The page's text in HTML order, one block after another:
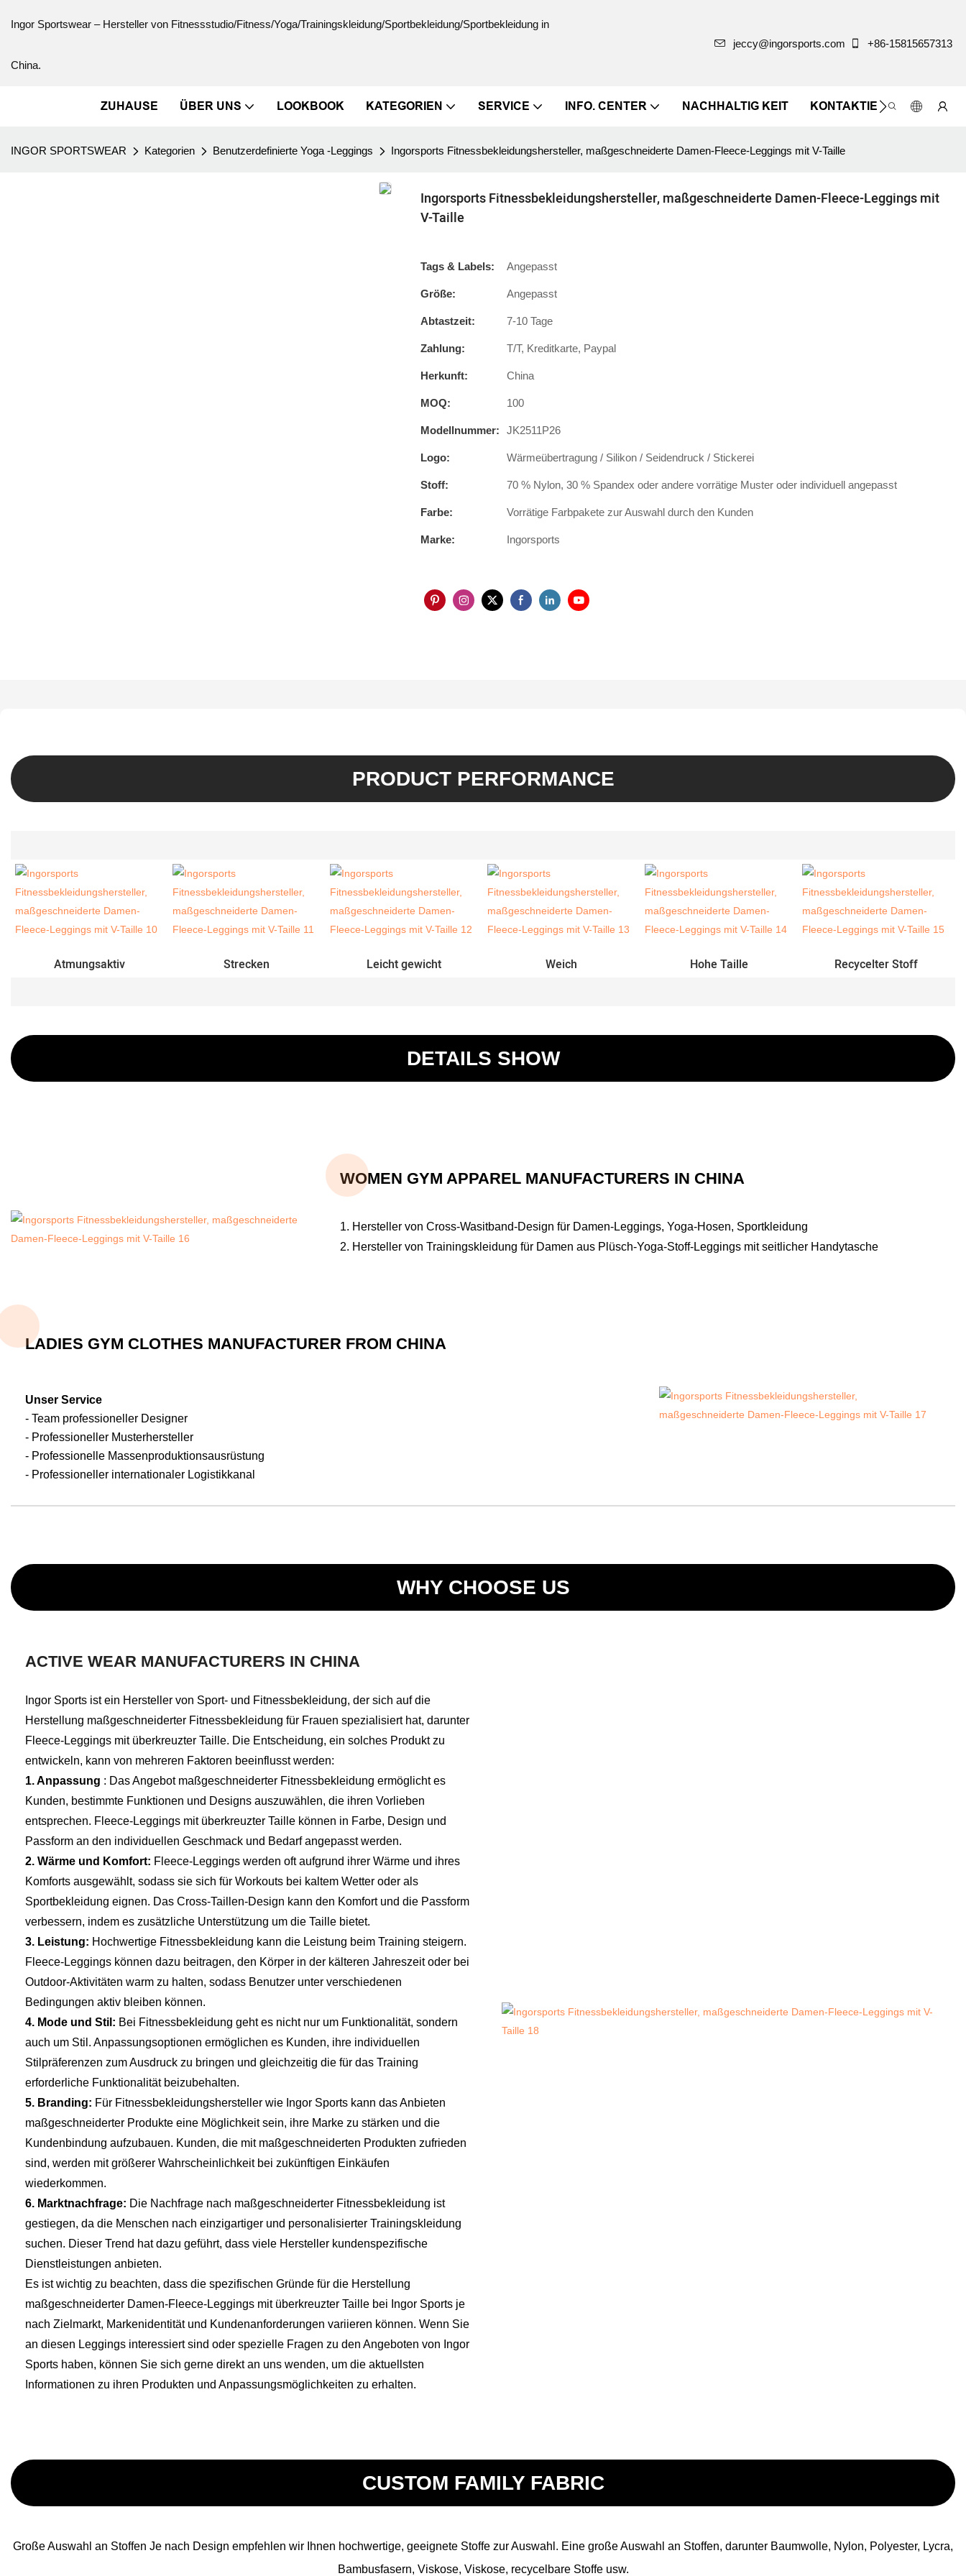
Ingor Sportswear – Hersteller von Fitnessstudio/Fitness/Yoga/Trainingskleidung/Sportbekleidung/Sportbekleidung in
China.
jeccy@ingorsports.com +86-15815657313
ZUHAUSE ÜBER UNS LOOKBOOK KATEGORIEN SERVICE INFO. CENTER NACHHALTIG KEIT KONTAKTIEREN SIE UNS
INGOR SPORTSWEAR Kategorien Benutzerdefinierte Yoga -Leggings Ingorsports Fitnessbekleidungshersteller, maßgeschneiderte Damen-Fleece-Leggings mit V-Taille
Ingorsports Fitnessbekleidungshersteller, maßgeschneiderte Damen-Fleece-Leggings mit
V-Taille
Tags & Labels: Angepasst
Größe: Angepasst
Abtastzeit: 7-10 Tage
Zahlung: T/T, Kreditkarte, Paypal
Herkunft: China
MOQ: 100
Modellnummer: JK2511P26
Logo: Wärmeübertragung / Silikon / Seidendruck / Stickerei
Stoff: 70 % Nylon, 30 % Spandex oder andere vorrätige Muster oder individuell angepasst
Farbe: Vorrätige Farbpakete zur Auswahl durch den Kunden
Marke: Ingorsports
PRODUCT PERFORMANCE
Atmungsaktiv Strecken Leicht gewicht Weich Hohe Taille Recycelter Stoff
DETAILS SHOW
WOMEN GYM APPAREL MANUFACTURERS IN CHINA
1. Hersteller von Cross-Wasitband-Design für Damen-Leggings, Yoga-Hosen, Sportkleidung
2. Hersteller von Trainingskleidung für Damen aus Plüsch-Yoga-Stoff-Leggings mit seitlicher Handytasche
LADIES GYM CLOTHES MANUFACTURER FROM CHINA
Unser Service
- Team professioneller Designer
- Professioneller Musterhersteller
- Professionelle Massenproduktionsausrüstung
- Professioneller internationaler Logistikkanal
WHY CHOOSE US
ACTIVE WEAR MANUFACTURERS IN CHINA
Ingor Sports ist ein Hersteller von Sport- und Fitnessbekleidung, der sich auf die
Herstellung maßgeschneiderter Fitnessbekleidung für Frauen spezialisiert hat, darunter
Fleece-Leggings mit überkreuzter Taille. Die Entscheidung, ein solches Produkt zu
entwickeln, kann von mehreren Faktoren beeinflusst werden:
1. Anpassung : Das Angebot maßgeschneiderter Fitnessbekleidung ermöglicht es
Kunden, bestimmte Funktionen und Designs auszuwählen, die ihren Vorlieben
entsprechen. Fleece-Leggings mit überkreuzter Taille können in Farbe, Design und
Passform an den individuellen Geschmack und Bedarf angepasst werden.
2. Wärme und Komfort: Fleece-Leggings werden oft aufgrund ihrer Wärme und ihres
Komforts ausgewählt, sodass sie sich für Workouts bei kaltem Wetter oder als
Sportbekleidung eignen. Das Cross-Taillen-Design kann den Komfort und die Passform
verbessern, indem es zusätzliche Unterstützung um die Taille bietet.
3. Leistung: Hochwertige Fitnessbekleidung kann die Leistung beim Training steigern.
Fleece-Leggings können dazu beitragen, den Körper in der kälteren Jahreszeit oder bei
Outdoor-Aktivitäten warm zu halten, sodass Benutzer unter verschiedenen
Bedingungen aktiv bleiben können.
4. Mode und Stil: Bei Fitnessbekleidung geht es nicht nur um Funktionalität, sondern
auch um Stil. Anpassungsoptionen ermöglichen es Kunden, ihre individuellen
Stilpräferenzen zum Ausdruck zu bringen und gleichzeitig die für das Training
erforderliche Funktionalität beizubehalten.
5. Branding: Für Fitnessbekleidungshersteller wie Ingor Sports kann das Anbieten
maßgeschneiderter Produkte eine Möglichkeit sein, ihre Marke zu stärken und die
Kundenbindung aufzubauen. Kunden, die mit maßgeschneiderten Produkten zufrieden
sind, werden mit größerer Wahrscheinlichkeit bei zukünftigen Einkäufen
wiederkommen.
6. Marktnachfrage: Die Nachfrage nach maßgeschneiderter Fitnessbekleidung ist
gestiegen, da die Menschen nach einzigartiger und personalisierter Trainingskleidung
suchen. Dieser Trend hat dazu geführt, dass viele Hersteller kundenspezifische
Dienstleistungen anbieten.
Es ist wichtig zu beachten, dass die spezifischen Gründe für die Herstellung
maßgeschneiderter Damen-Fleece-Leggings mit überkreuzter Taille bei Ingor Sports je
nach Zielmarkt, Markenidentität und Kundenanforderungen variieren können. Wenn Sie
an diesen Leggings interessiert sind oder spezielle Fragen zu den Angeboten von Ingor
Sports haben, können Sie sich gerne direkt an uns wenden, um die aktuellsten
Informationen zu ihren Produkten und Anpassungsmöglichkeiten zu erhalten.
CUSTOM FAMILY FABRIC
Große Auswahl an Stoffen Je nach Design empfehlen wir Ihnen hochwertige, geeignete Stoffe zur Auswahl. Eine große Auswahl an Stoffen, darunter Baumwolle, Nylon, Polyester, Lycra,
Bambusfasern, Viskose, Viskose, recycelbare Stoffe usw.